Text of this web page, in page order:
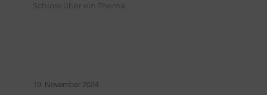
Schloss über ein Thema ...
19. November 2024